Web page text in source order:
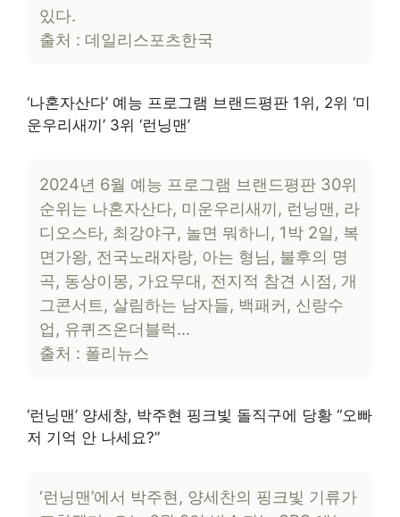
있다.
출처 : 데일리스포츠한국
‘나혼자산다’ 예능 프로그램 브랜드평판 1위, 2위 ‘미
운우리새끼’ 3위 ‘런닝맨’
2024년 6월 예능 프로그램 브랜드평판 30위
순위는 나혼자산다, 미운우리새끼, 런닝맨, 라
디오스타, 최강야구, 놀면 뭐하니, 1박 2일, 복
면가왕, 전국노래자랑, 아는 형님, 불후의 명
곡, 동상이몽, 가요무대, 전지적 참견 시점, 개
그콘서트, 살림하는 남자들, 백패커, 신랑수
업, 유퀴즈온더블럭…
출처 : 폴리뉴스
‘런닝맨’ 양세창, 박주현 핑크빛 돌직구에 당황 “오빠
저 기억 안 나세요?”
‘런닝맨’에서 박주현, 양세찬의 핑크빛 기류가